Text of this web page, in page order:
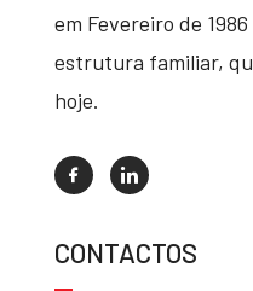
em Fevereiro de
estrutura familiar,
hoje.
CONTACTOS